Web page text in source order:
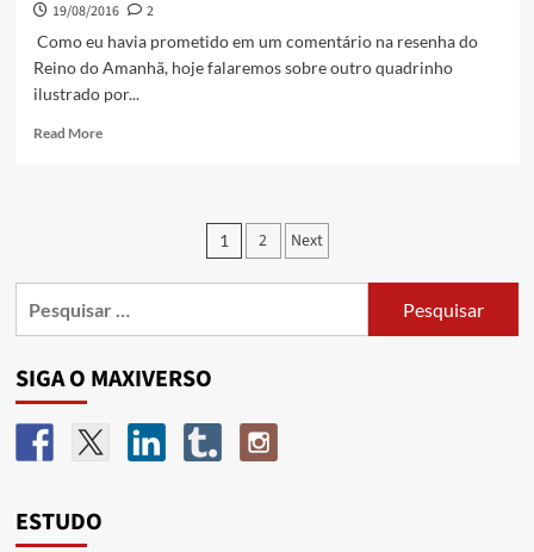
19/08/2016
2
Como eu havia prometido em um comentário na resenha do
Reino do Amanhã, hoje falaremos sobre outro quadrinho
ilustrado por...
Read More
1 2 Next
SIGA O MAXIVERSO
ESTUDO